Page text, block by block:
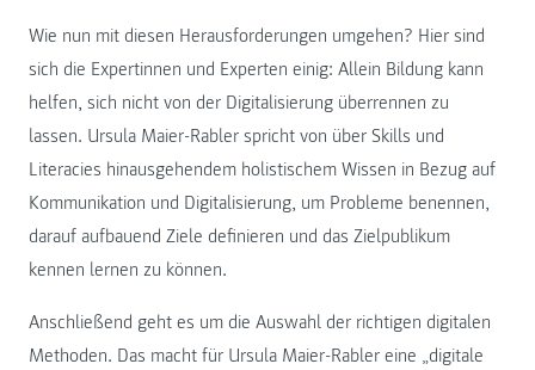
Wie nun mit diesen Herausforderungen umgehen? Hier sind
sich die Expertinnen und Experten einig: Allein Bildung kann
helfen, sich nicht von der Digitalisierung überrennen zu
lassen. Ursula Maier-Rabler spricht von über Skills und
Literacies hinausgehendem holistischem Wissen in Bezug auf
Kommunikation und Digitalisierung, um Probleme benennen,
darauf aufbauend Ziele definieren und das Zielpublikum
kennen lernen zu können.
Anschließend geht es um die Auswahl der richtigen digitalen
Methoden. Das macht für Ursula Maier-Rabler eine „digitale